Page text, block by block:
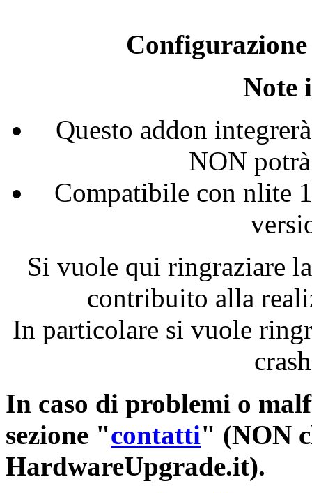
Configurazione
Note
Questo addon integrerà
NON potrà
Compatibile con nlite
Si vuole qui ringraziare
contribuito alla
In particolare si vuole
In caso di problemi o
sezione "contatti" (NON
HardwareUpgrade.it).